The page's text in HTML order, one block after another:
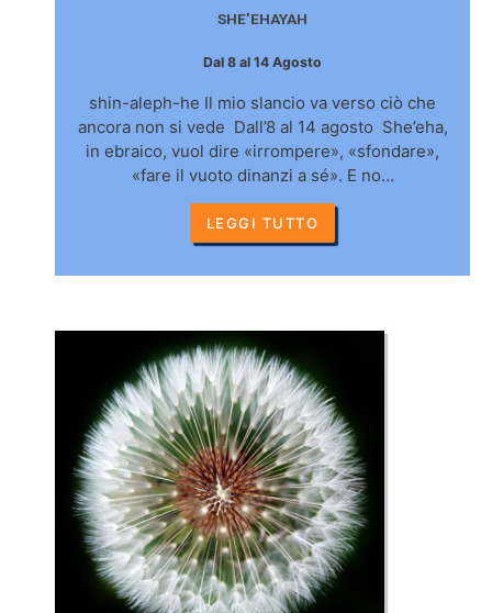
SHE’EHAYAH
Dal 8 al 14 Agosto
shin-aleph-he Il mio slancio va verso ciò che
ancora non si vede Dall’8 al 14 agosto She’eha,
in ebraico, vuol dire «irrompere», «sfondare»,
«fare il vuoto dinanzi a sé». E no…
LEGGI TUTTO